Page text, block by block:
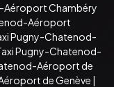
Aéroport Chambéry
Aéroport
Pugny-Chatenod-
Pugny-Chatenod-
Aéroport de
de Genève |